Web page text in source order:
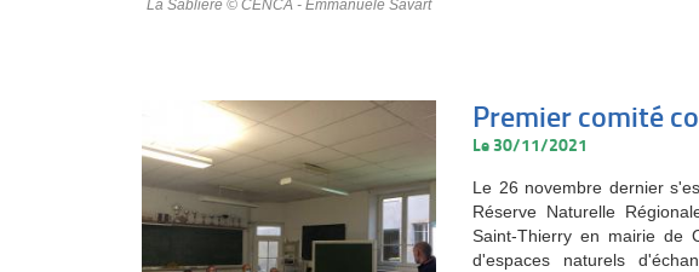
La Sablière © CENCA - Emmanuèle Savart
Premier comité
Le 30/11/2021
Le 26 novembre dernier
Réserve Naturelle
Saint-Thierry en mairie de
d'espaces naturels